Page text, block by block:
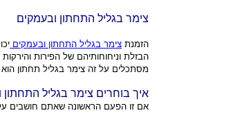
צימר בגליל התחתון ובעמקים
הזמנת צימר בגליל התחתון ובעמקים
הבזלת וניחוחותיהם של הפירות
מסתכלים על זה צימר בגליל תחתון
איך בוחרים צימר בגליל
אם זו הפעם הראשונה שאתם חושבים